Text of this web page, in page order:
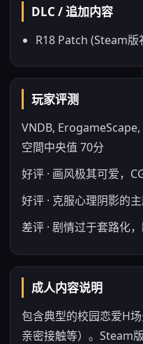
DLC / 追加内容
R18 Patch (Steam版
玩家评测
VNDB,
空間中央值 70分
好评 · 画风极其可爱，
好评 · 克服心理阴影的
差评 · 剧情过于套路化
成人内容说明
包含典型的校园恋爱H
亲密接触等）。Steam